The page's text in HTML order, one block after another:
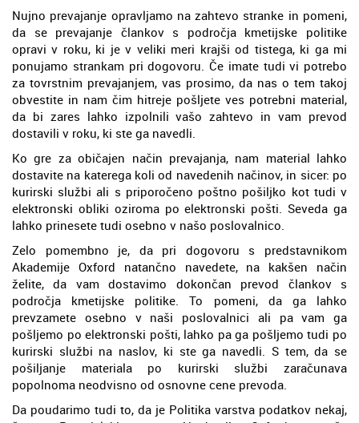
Nujno prevajanje opravljamo na zahtevo stranke in pomeni,
da se prevajanje člankov s področja kmetijske politike
opravi v roku, ki je v veliki meri krajši od tistega, ki ga mi
ponujamo strankam pri dogovoru. Če imate tudi vi potrebo
za tovrstnim prevajanjem, vas prosimo, da nas o tem takoj
obvestite in nam čim hitreje pošljete ves potrebni material,
da bi zares lahko izpolnili vašo zahtevo in vam prevod
dostavili v roku, ki ste ga navedli.
Ko gre za običajen način prevajanja, nam material lahko
dostavite na katerega koli od navedenih načinov, in sicer: po
kurirski službi ali s priporočeno poštno pošiljko kot tudi v
elektronski obliki oziroma po elektronski pošti. Seveda ga
lahko prinesete tudi osebno v našo poslovalnico.
Zelo pomembno je, da pri dogovoru s predstavnikom
Akademije Oxford natančno navedete, na kakšen način
želite, da vam dostavimo dokončan prevod člankov s
področja kmetijske politike. To pomeni, da ga lahko
prevzamete osebno v naši poslovalnici ali pa vam ga
pošljemo po elektronski pošti, lahko pa ga pošljemo tudi po
kurirski službi na naslov, ki ste ga navedli. S tem, da se
pošiljanje materiala po kurirski službi zaračunava
popolnoma neodvisno od osnovne cene prevoda.
Da poudarimo tudi to, da je Politika varstva podatkov nekaj,